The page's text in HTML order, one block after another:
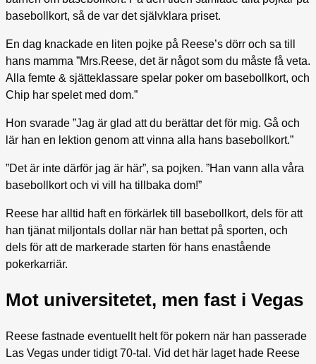
basebollkort, så de var det självklara priset.
En dag knackade en liten pojke på Reese’s dörr och sa till
hans mamma ”Mrs.Reese, det är något som du måste få veta.
Alla femte & sjätteklassare spelar poker om basebollkort, och
Chip har spelet med dom.”
Hon svarade ”Jag är glad att du berättar det för mig. Gå och
lär han en lektion genom att vinna alla hans basebollkort.”
”Det är inte därför jag är här”, sa pojken. ”Han vann alla våra
basebollkort och vi vill ha tillbaka dom!”
Reese har alltid haft en förkärlek till basebollkort, dels för att
han tjänat miljontals dollar när han bettat på sporten, och
dels för att de markerade starten för hans enastående
pokerkarriär.
Mot universitetet, men fast i Vegas
Reese fastnade eventuellt helt för pokern när han passerade
Las Vegas under tidigt 70-tal. Vid det här laget hade Reese